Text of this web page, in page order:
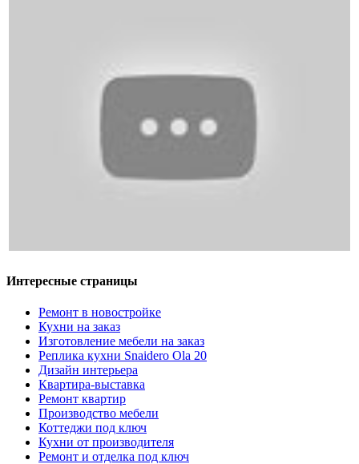
Интересные страницы
Ремонт в новостройке
Кухни на заказ
Изготовление мебели на заказ
Реплика кухни Snaidero Ola 20
Дизайн интерьера
Квартира-выставка
Ремонт квартир
Производство мебели
Коттеджи под ключ
Кухни от производителя
Ремонт и отделка под ключ